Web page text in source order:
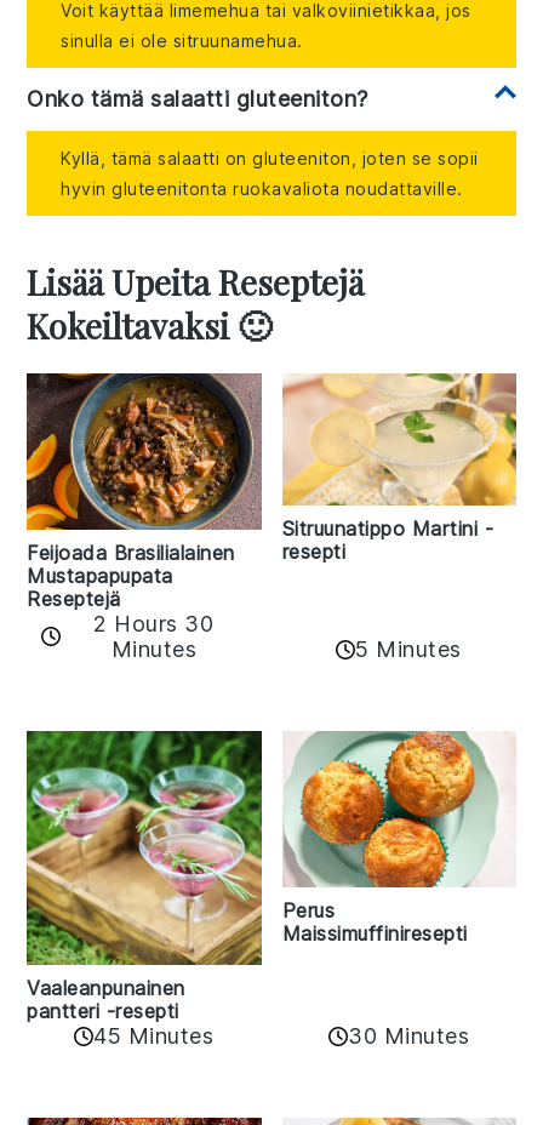
Voit käyttää limemehua tai valkoviinietikkaa, jos
sinulla ei ole sitruunamehua.
Onko tämä salaatti gluteeniton?
Kyllä, tämä salaatti on gluteeniton, joten se sopii
hyvin gluteenitonta ruokavaliota noudattaville.
Lisää Upeita Reseptejä
Kokeiltavaksi 🙂
Feijoada Brasilialainen
Mustapapupata
Reseptejä
2 Hours 30
Minutes
Sitruunatippo Martini -
resepti
5 Minutes
Vaaleanpunainen
pantteri -resepti
45 Minutes
Perus
Maissimuffiniresepti
30 Minutes